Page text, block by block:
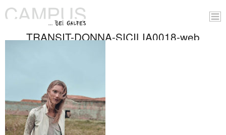
TRANSIT-DONNA-SICILIA0018-web